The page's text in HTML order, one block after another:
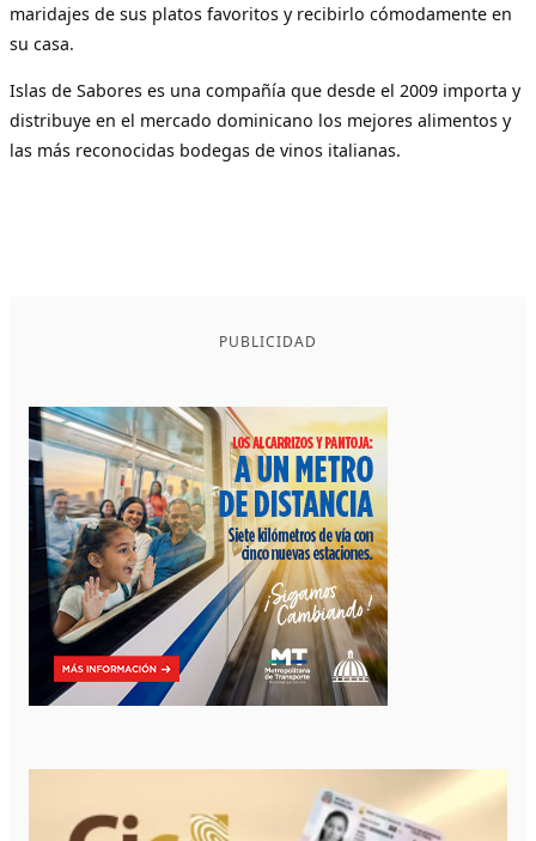
maridajes de sus platos favoritos y recibirlo cómodamente en
su casa.
Islas de Sabores es una compañía que desde el 2009 importa y
distribuye en el mercado dominicano los mejores alimentos y
las más reconocidas bodegas de vinos italianas.
PUBLICIDAD